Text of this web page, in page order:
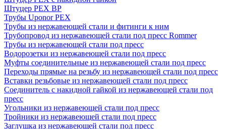
Штуцер PEX ВР
Трубы Uponor PEX
Трубы из нержавеющей стали и фитинги к ним
Трубопровод из нержавеющей стали под пресс Rommer
Трубы из нержавеющей стали под пресс
Водорозетки из нержавеющей стали под пресс
Муфты соединительные из нержавеющей стали под пресс
Переходы прямые на резьбу из нержавеющей стали под пресс
Вставки резьбовые из нержавеющей стали под пресс
Соединитель с накидной гайкой из нержавеющей стали под
пресс
Угольники из нержавеющей стали под пресс
Тройники из нержавеющей стали под пресс
Заглушка из нержавеющей стали под пресс